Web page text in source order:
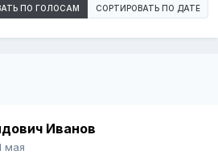
ПО ГОЛОСАМ СОРТИРОВАТЬ ПО ДАТЕ
Иванов
мая